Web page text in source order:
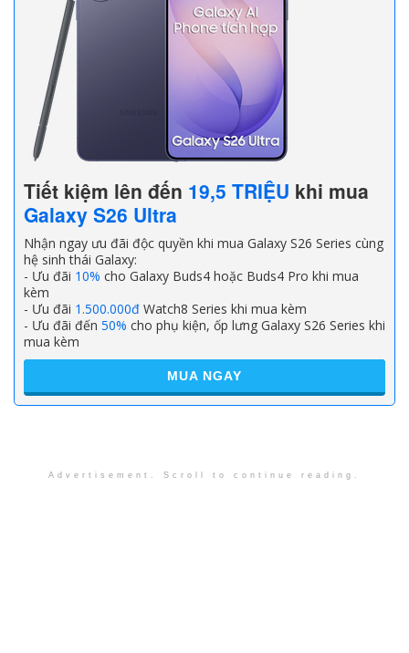
Tiết kiệm lên đến 19,5 TRIỆU khi mua
Galaxy S26 Ultra
Nhận ngay ưu đãi độc quyền khi mua Galaxy S26 Series cùng
hệ sinh thái Galaxy:
- Ưu đãi 10% cho Galaxy Buds4 hoặc Buds4 Pro khi mua
kèm
- Ưu đãi 1.500.000đ Watch8 Series khi mua kèm
- Ưu đãi đến 50% cho phụ kiện, ốp lưng Galaxy S26 Series khi
mua kèm
MUA NGAY
Advertisement. Scroll to continue reading.